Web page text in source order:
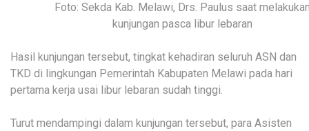
Foto: Sekda Kab. Melawi, Drs. Paulus saat
kunjungan pasca libur lebaran
Hasil kunjungan tersebut, tingkat kehadiran seluruh ASN dan
TKD di lingkungan Pemerintah Kabupaten Melawi pada hari
pertama kerja usai libur lebaran sudah tinggi.
Turut mendampingi dalam kunjungan tersebut, para Asisten